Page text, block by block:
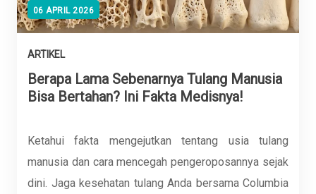
06 APRIL 2026
ARTIKEL
Berapa Lama Sebenarnya Tulang Manusia
Bisa Bertahan? Ini Fakta Medisnya!
Ketahui fakta mengejutkan tentang usia tulang
manusia dan cara mencegah pengeroposannya sejak
dini. Jaga kesehatan tulang Anda bersama Columbia